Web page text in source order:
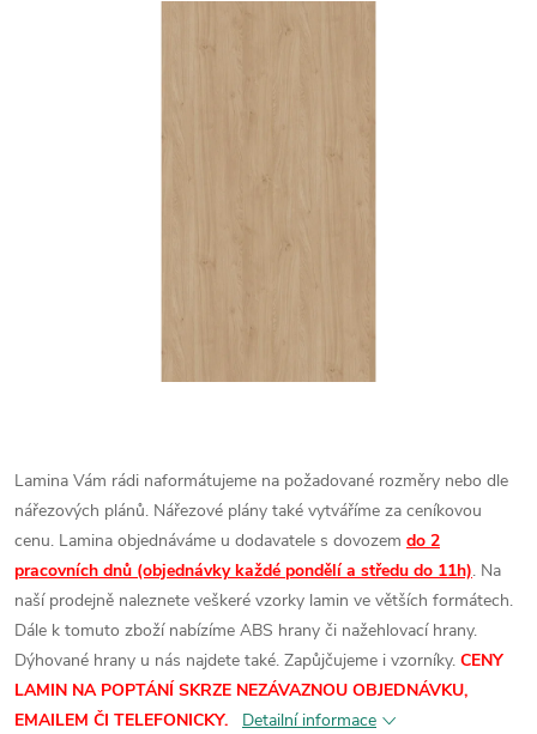
Lamina Vám rádi naformátujeme na požadované rozměry nebo dle
nářezových plánů. Nářezové plány také vytváříme za ceníkovou
cenu. Lamina objednáváme u dodavatele s dovozem do 2
pracovních dnů (objednávky každé pondělí a středu do 11h). Na
naší prodejně naleznete veškeré vzorky lamin ve větších formátech.
Dále k tomuto zboží nabízíme ABS hrany či nažehlovací hrany.
Dýhované hrany u nás najdete také. Zapůjčujeme i vzorníky. CENY
LAMIN NA POPTÁNÍ SKRZE NEZÁVAZNOU OBJEDNÁVKU,
EMAILEM ČI TELEFONICKY.
Detailní informace